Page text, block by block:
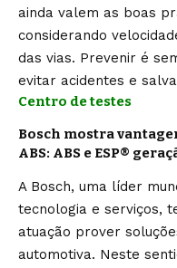
ainda valem as boas
considerando
das vias. Prevenir é
evitar acidentes e
Centro de testes
Bosch mostra
ABS: ABS e ESP®
A Bosch, uma líder
tecnologia e serviços,
atuação prover
automotiva. Neste